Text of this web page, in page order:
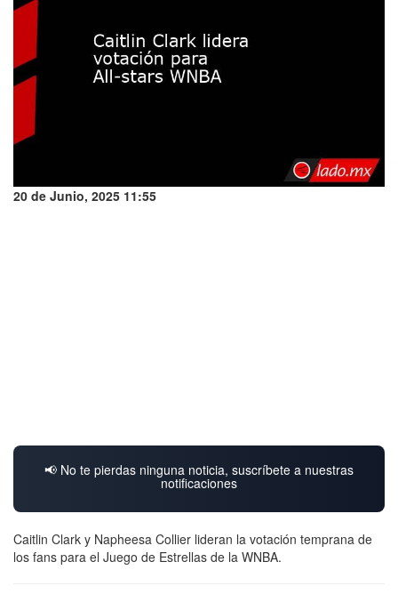
20 de Junio, 2025 11:55
📢 No te pierdas ninguna noticia, suscríbete a nuestras
notificaciones
Caitlin Clark y Napheesa Collier lideran la votación temprana de
los fans para el Juego de Estrellas de la WNBA.